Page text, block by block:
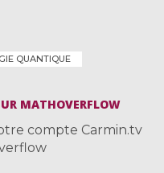
QUANTIQUE
MATHOVERFLOW
compte Carmin.tv